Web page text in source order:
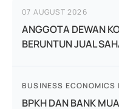
07 AUGUST 2026
ANGGOTA DEWAN
BERUNTUN JUAL
BUSINESS ECONOMICS |
BPKH DAN BANK